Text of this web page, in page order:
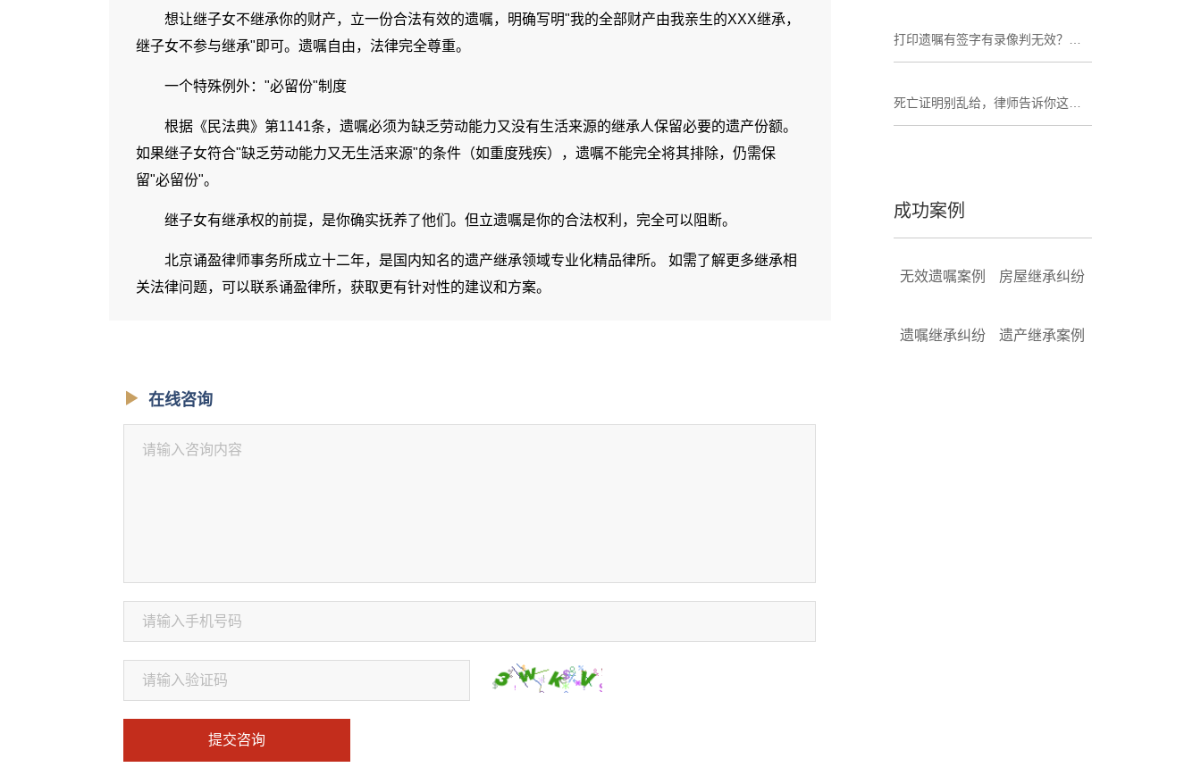
想让继子女不继承你的财产，立一份合法有效的遗嘱，明确写明"我的全部财产由我亲生的XXX继承，
继子女不参与继承"即可。遗嘱自由，法律完全尊重。
一个特殊例外："必留份"制度
根据《民法典》第1141条，遗嘱必须为缺乏劳动能力又没有生活来源的继承人保留必要的遗产份额。
如果继子女符合"缺乏劳动能力又无生活来源"的条件（如重度残疾），遗嘱不能完全将其排除，仍需保
留"必留份"。
继子女有继承权的前提，是你确实抚养了他们。但立遗嘱是你的合法权利，完全可以阻断。
北京诵盈律师事务所成立十二年，是国内知名的遗产继承领域专业化精品律所。 如需了解更多继承相
关法律问题，可以联系诵盈律所，获取更有针对性的建议和方案。
在线咨询
提交咨询
打印遗嘱有签字有录像判无效？破局思路来了
死亡证明别乱给，律师告诉你这张纸多重要
成功案例
无效遗嘱案例 房屋继承纠纷
遗嘱继承纠纷 遗产继承案例